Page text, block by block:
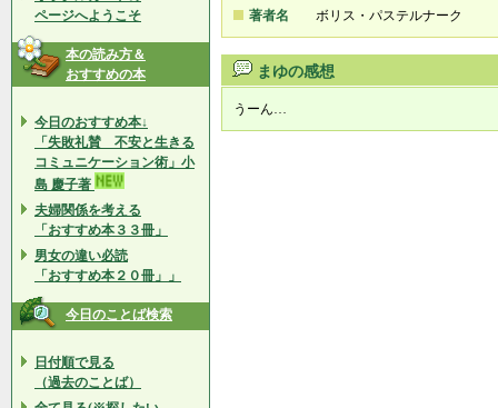
ページへようこそ
本の読み方＆
おすすめの本
今日のおすすめ本↓
「失敗礼賛 不安と生きる
コミュニケーション術」小
島 慶子著
夫婦関係を考える
「おすすめ本３３冊」
男女の違い必読
「おすすめ本２０冊」」
今日のことば検索
日付順で見る
（過去のことば）
著者名 ボリス・パステルナーク
まゆの感想
うーん…